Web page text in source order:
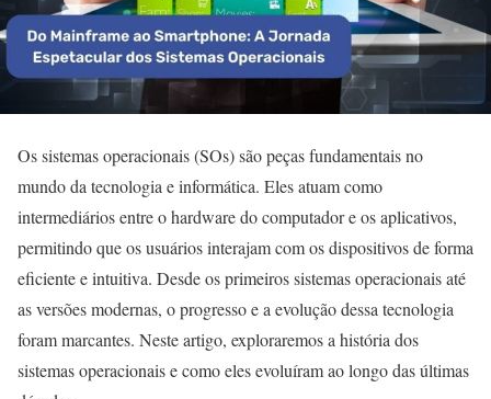
Os sistemas operacionais (SOs) são peças fundamentais no
mundo da tecnologia e informática. Eles atuam como
intermediários entre o hardware do computador e os aplicativos,
permitindo que os usuários interajam com os dispositivos de forma
eficiente e intuitiva. Desde os primeiros sistemas operacionais até
as versões modernas, o progresso e a evolução dessa tecnologia
foram marcantes. Neste artigo, exploraremos a história dos
sistemas operacionais e como eles evoluíram ao longo das últimas